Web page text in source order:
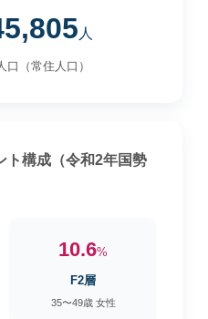
人
口（常住人口）
ト構成（令和2年国勢
10.6%
F2層
35〜49歳 女性